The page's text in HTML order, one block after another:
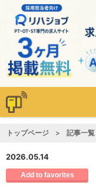
トップページ 記事一覧
2026.05.14
Add to favorites